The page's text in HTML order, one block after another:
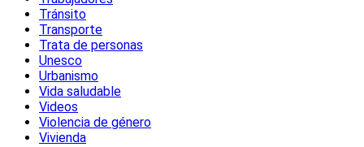
Tránsito
Transporte
Trata de personas
Unesco
Urbanismo
Vida saludable
Videos
Violencia de género
Vivienda